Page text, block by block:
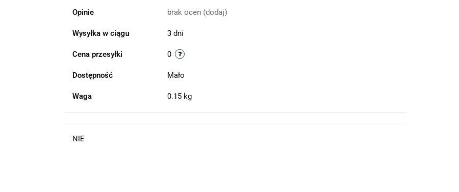
Opinie brak ocen (dodaj)
Wysyłka w ciągu 3 dni
Cena przesyłki 0
Dostępność Mało
Waga 0.15 kg
NIE